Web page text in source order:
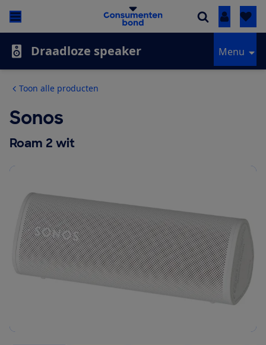
Inloggen
Draadloze speaker Menu
Toon alle producten
Sonos
Roam 2 wit